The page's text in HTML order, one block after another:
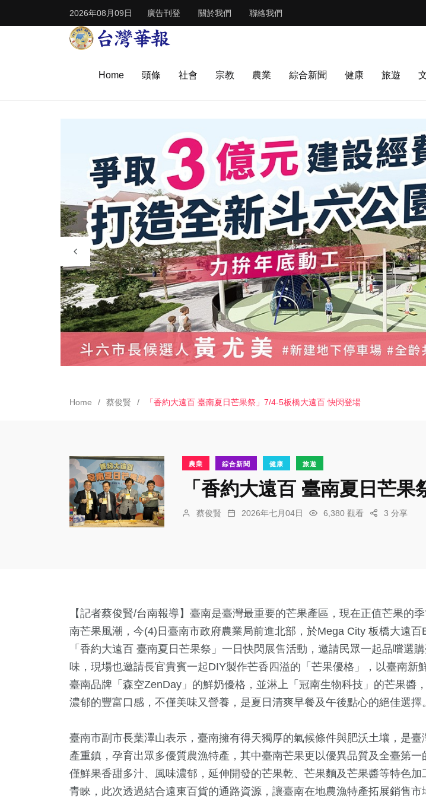
2026年08月09日 廣告刊登 關於我們 聯絡我們
Home 頭條 社會 宗教 農業 綜合新聞 健康 旅遊
Home 蔡俊賢 「香約大遠百 臺南夏日芒果祭」7/4-5板橋大遠百 快閃登場
農業 綜合新聞 健康 旅遊
「香約大遠百 臺南夏日芒
蔡俊賢 2026年七月04日 6,380 觀看 3 分享
【記者蔡俊賢/台南報導】臺南是臺灣最重要的芒果產區，現在正值芒果的
南芒果風潮，今(4)日臺南市政府農業局前進北部，於Mega City 板橋大遠百
「香約大遠百 臺南夏日芒果祭」一日快閃展售活動，邀請民眾一起品嚐選
味，現場也邀請長官貴賓一起DIY製作芒香四溢的「芒果優格」，以臺南新
臺南品牌「森空ZenDay」的鮮奶優格，並淋上「冠南生物科技」的芒果醬
濃郁的豐富口感，不僅美味又營養，是夏日清爽早餐及午後點心的絕佳選擇。
臺南市副市長葉澤山表示，臺南擁有得天獨厚的氣候條件與肥沃土壤，是臺
產重鎮，孕育出眾多優質農漁特產，其中臺南芒果更以優異品質及全臺第一
僅鮮果香甜多汁、風味濃郁，延伸開發的芒果乾、芒果麵及芒果醬等特色加
青睞，此次透過結合遠東百貨的通路資源，讓臺南在地農漁特產拓展銷售市